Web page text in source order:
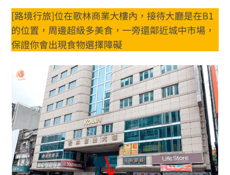
[路境行旅]位在歌林商業大樓內，接待大廳是在B1
的位置，周邊超級多美食，一旁還鄰近城中市場，
保證你會出現食物選擇障礙